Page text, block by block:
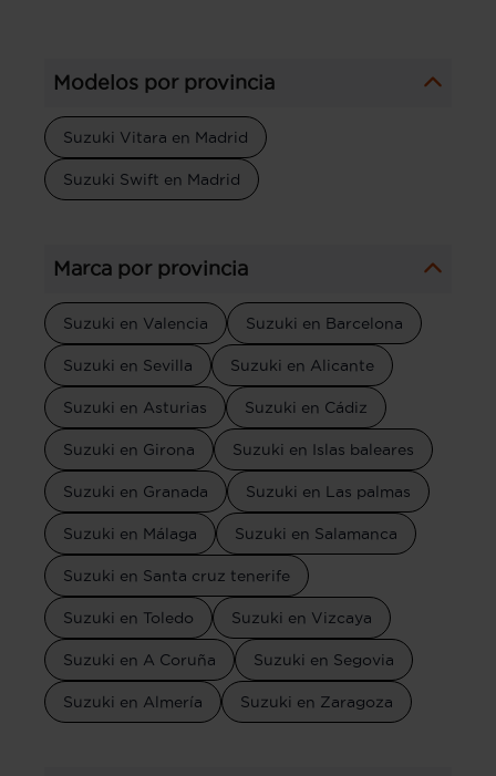
Modelos por provincia
Suzuki Vitara en Madrid
Suzuki Swift en Madrid
Marca por provincia
Suzuki en Valencia Suzuki en Barcelona
Suzuki en Sevilla Suzuki en Alicante
Suzuki en Asturias Suzuki en Cádiz
Suzuki en Girona Suzuki en Islas baleares
Suzuki en Granada Suzuki en Las palmas
Suzuki en Málaga Suzuki en Salamanca
Suzuki en Santa cruz tenerife
Suzuki en Toledo Suzuki en Vizcaya
Suzuki en A Coruña Suzuki en Segovia
Suzuki en Almería Suzuki en Zaragoza